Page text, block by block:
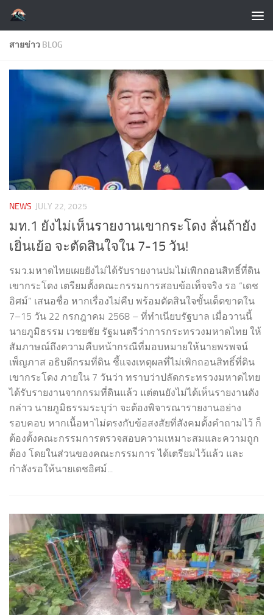
Skip to content
สายข่าว BLOG
NEWS JULY 22, 2025
มท.1 ยังไม่เห็นรายงานเขากระโดง ลั่นถ้ายัง
เยิ่นเย้อ จะตัดสินใจใน 7-15 วัน!
รมว.มหาดไทยเผยยังไม่ได้รับรายงานปมไม่เพิกถอนสิทธิ์ที่ดิน
เขากระโดง เตรียมตั้งคณะกรรมการสอบข้อเท็จจริง รอ “เดช
อิศม์” เสนอชื่อ หากเรื่องไม่คืบ พร้อมตัดสินใจขั้นเด็ดขาดใน
7–15 วัน 22 กรกฎาคม 2568 – ที่ทำเนียบรัฐบาล เมื่อวานนี้
นายภูมิธรรม เวชยชัย รัฐมนตรีว่าการกระทรวงมหาดไทย ให้
สัมภาษณ์ถึงความคืบหน้ากรณีที่มอบหมายให้นายพรพจน์
เพ็ญภาส อธิบดีกรมที่ดิน ชี้แจงเหตุผลที่ไม่เพิกถอนสิทธิ์ที่ดิน
เขากระโดง ภายใน 7 วันว่า ทราบว่าปลัดกระทรวงมหาดไทย
ได้รับรายงานจากกรมที่ดินแล้ว แต่ตนยังไม่ได้เห็นรายงานดัง
กล่าว นายภูมิธรรมระบุว่า จะต้องพิจารณารายงานอย่าง
รอบคอบ หากเนื้อหาไม่ตรงกับข้อสงสัยที่สังคมตั้งคำถามไว้ ก็
ต้องตั้งคณะกรรมการตรวจสอบความเหมาะสมและความถูก
ต้อง โดยในส่วนของคณะกรรมการ ได้เตรียมไว้แล้ว และ
กำลังรอให้นายเดชอิศม์...